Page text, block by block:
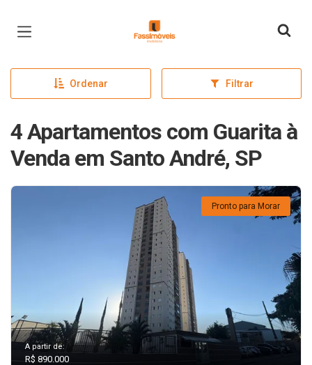
Página inicial
Ordenar Filtrar
4 Apartamentos com Guarita à
Venda em Santo André, SP
Pronto para Morar
A partir de:
R$ 890.000